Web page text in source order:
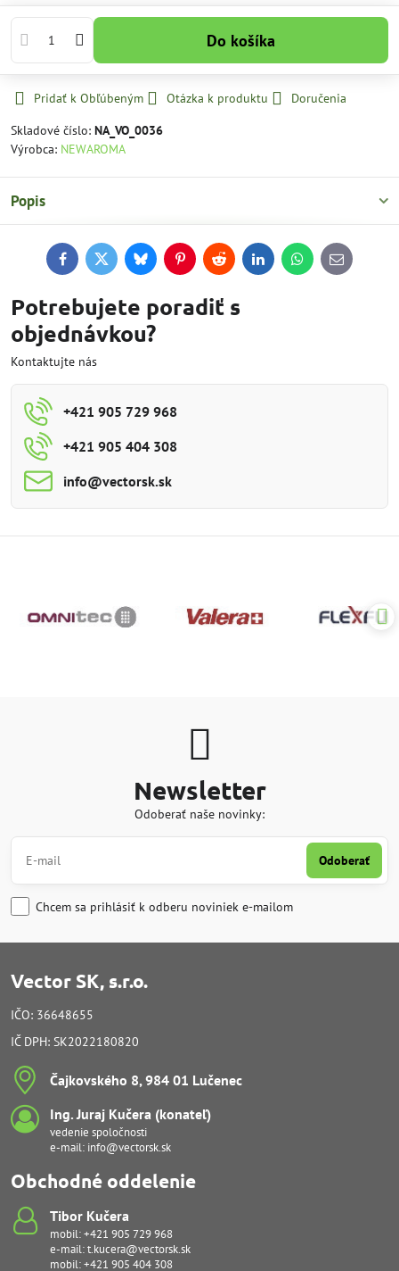
Do košíka
Pridať k Obľúbeným Otázka k produktu
Doručenia
Skladové číslo: NA_VO_0036
Výrobca: NEWAROMA
Popis
FacebookTwitterBlueskyPinterestReddit LinkedInWhatsApp
E-
mail
Potrebujete poradiť s
objednávkou?
Kontaktujte nás
+421 905 729 968
+421 905 404 308
info​@vectorsk​.sk
Newsletter
Odoberať naše novinky:
Odoberať
Chcem sa prihlásiť k odberu noviniek e-mailom
Vector SK, s.r.o.
IČO: 36648655
IČ DPH: SK2022180820
Čajkovského 8, 984 01 Lučenec
Ing​. Juraj Kučera (konateľ)
vedenie spoločnosti
e-mail: info@vectorsk.sk
Obchodné oddelenie
Tibor Kučera
mobil:+421 905 729 968
e-mail:t.kucera@vectorsk.sk
mobil:+421 905 404 308